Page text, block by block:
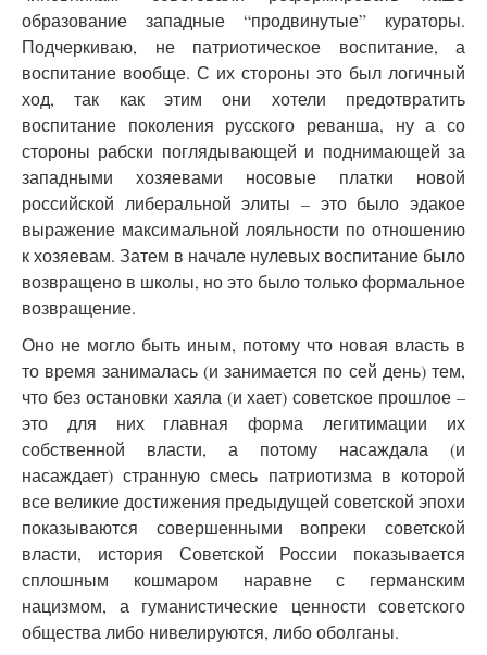
образование западные “продвинутые” кураторы.
Подчеркиваю, не патриотическое воспитание, а
воспитание вообще. С их стороны это был логичный
ход, так как этим они хотели предотвратить
воспитание поколения русского реванша, ну а со
стороны рабски поглядывающей и поднимающей за
западными хозяевами носовые платки новой
российской либеральной элиты – это было эдакое
выражение максимальной лояльности по отношению
к хозяевам. Затем в начале нулевых воспитание было
возвращено в школы, но это было только формальное
возвращение.
Оно не могло быть иным, потому что новая власть в
то время занималась (и занимается по сей день) тем,
что без остановки хаяла (и хает) советское прошлое –
это для них главная форма легитимации их
собственной власти, а потому насаждала (и
насаждает) странную смесь патриотизма в которой
все великие достижения предыдущей советской эпохи
показываются совершенными вопреки советской
власти, история Советской России показывается
сплошным кошмаром наравне с германским
нацизмом, а гуманистические ценности советского
общества либо нивелируются, либо оболганы.